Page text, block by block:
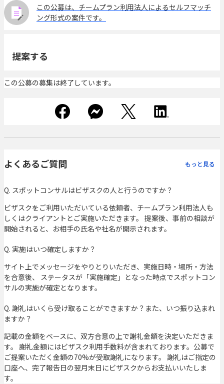
この公募は、チームプラン利用法人によるセルフマッチ
ング形式の案件です。
提案する
この公募の募集は終了しています。
よくあるご質問 もっと見る
Q. スポットコンサルはビザスクの人と行うのですか？
ビザスクをご利用いただいている依頼者、チームプラン利用法人も
しくはクライアントとご実施いただきます。 提案後、事前の相談が
開始されると、お相手の氏名や社名が開示されます。
Q. 実施はいつ確定しますか？
サイト上でメッセージをやりとりいただき、実施日時・場所・方法
を合意後、 ステータスが「実施確定」となった時点でスポットコン
サルの実施が確定となります。
Q. 謝礼はいくら受け取ることができますか？また、いつ振り込まれ
ますか？
記載の金額をベースに、双方合意の上で謝礼金額を決定いただきま
す。 謝礼金額にはビザスク利用手数料が含まれております。公募で
ご提案いただく金額の70%が受取謝礼になります。 謝礼はご指定の
口座へ、完了報告日の翌月末日にビザスクからお支払いいたしま
す。